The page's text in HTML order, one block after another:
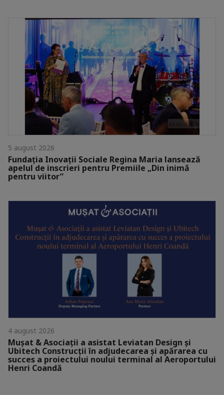
5 august 2026
Fundația Inovații Sociale Regina Maria lansează
apelul de inscrieri pentru Premiile „Din inimă
pentru viitor”
4 august 2026
Mușat & Asociații a asistat Leviatan Design și
Ubitech Construcții în adjudecarea și apărarea cu
succes a proiectului noului terminal al Aeroportului
Henri Coandă